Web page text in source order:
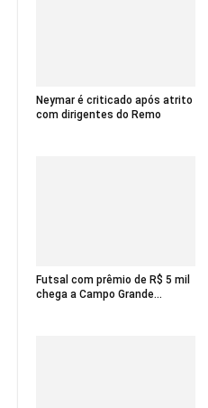
Neymar é criticado após atrito
com dirigentes do Remo
Futsal com prêmio de R$ 5 mil
chega a Campo Grande...